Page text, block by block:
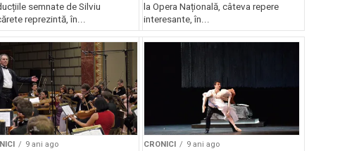
semnate de Silviu
reprezintă, în...
la Opera Națională, câteva repere
interesante, în...
9 ani ago CRONICI 9 ani ago